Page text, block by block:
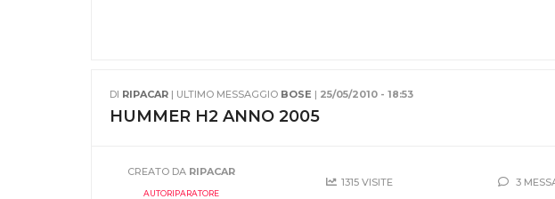
DI RIPACAR | ULTIMO MESSAGGIO BOSE | 25/05/2010 - 18:53
HUMMER H2 ANNO 2005
CREATO DA RIPACAR
AUTORIPARATORE
1315 VISITE 3